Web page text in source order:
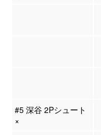
#5 深谷 2Pシュート
×